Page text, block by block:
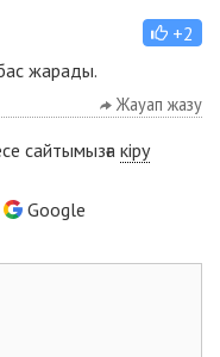
+2
жарады.
Жауап жазу
сайтымызға кіру
Google